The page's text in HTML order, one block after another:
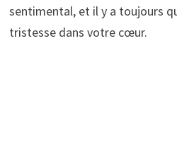
sentimental, et il y a toujours
tristesse dans votre cœur.